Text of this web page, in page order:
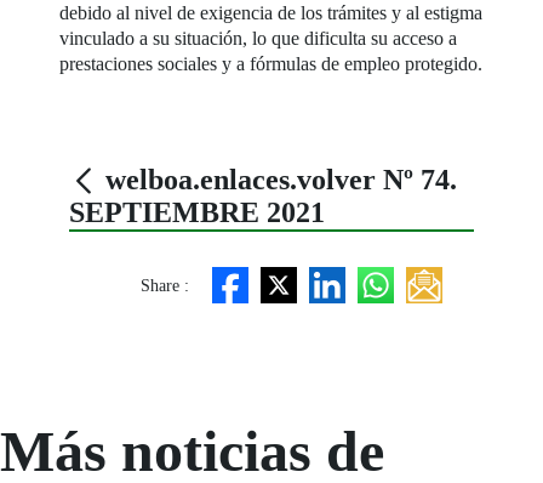
debido al nivel de exigencia de los trámites y al estigma
vinculado a su situación, lo que dificulta su acceso a
prestaciones sociales y a fórmulas de empleo protegido.
welboa.enlaces.volver Nº 74.
SEPTIEMBRE 2021
Share :
Más noticias de